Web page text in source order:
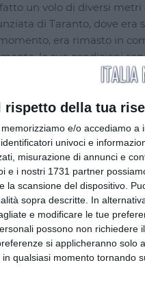
rispetto della tua
memorizziamo e/o accediamo a
univoci e
misurazione di annunci e
e i nostri 1731 partner
la scansione del dispositivo.
sopra descritte. In
e modificare le tue
possono non richiedere
si applicheranno solo
qualsiasi momento tornando
un volo di diversi
di Taranto, dove era
era rimasto in
le sue condizioni
di Sava, che si
quello di Alessandro
aveva espresso
mostrando il loro
una nota di